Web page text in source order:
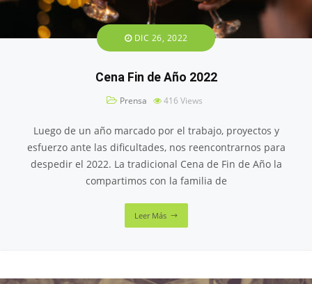
DIC 26, 2022
Cena Fin de Año 2022
Prensa 416 Views
Luego de un año marcado por el trabajo, proyectos y
esfuerzo ante las dificultades, nos reencontrarnos para
despedir el 2022. La tradicional Cena de Fin de Año la
compartimos con la familia de
Leer Más